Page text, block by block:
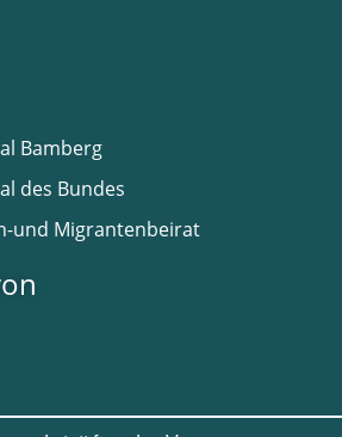
Bamberg
des Bundes
und Migrantenbeirat